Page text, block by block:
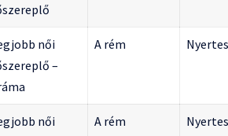
női
–
A rém Nyertes
női
A rém Nyertes